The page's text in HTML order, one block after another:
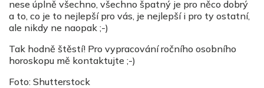
nese úplně všechno, všechno špatný je pro něco dobrý
a to, co je to nejlepší pro vás, je nejlepší i pro ty ostatní,
ale nikdy ne naopak ;-)
Tak hodně štěstí! Pro vypracování ročního osobního
horoskopu mě kontaktujte ;-)
Foto: Shutterstock